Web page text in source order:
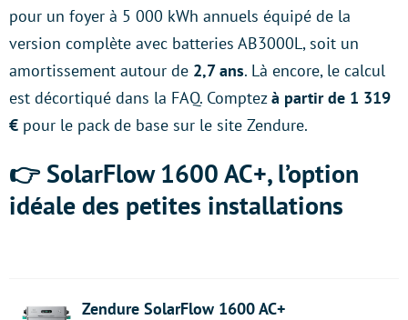
pour un foyer à 5 000 kWh annuels équipé de la
version complète avec batteries AB3000L, soit un
amortissement autour de 2,7 ans. Là encore, le calcul
est décortiqué dans la FAQ. Comptezà partir de 1 319
€ pour le pack de base sur le site Zendure.
👉 SolarFlow 1600 AC+, l’option
idéale des petites installations
Zendure SolarFlow 1600 AC+